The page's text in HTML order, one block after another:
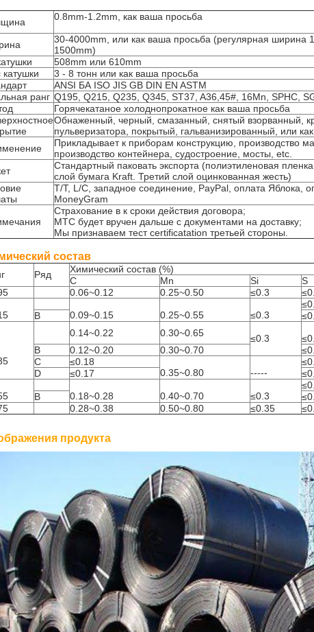
0.8mm-1.2mm, как ваша просьба
30-4000mm, или как ваша просьба (регулярная ширина
1500mm)
508mm или 610mm
катушки
3 - 8 тонн или как ваша просьба
ANSI БА ISO JIS GB DIN EN ASTM
ранг Q195, Q215, Q235, Q345, ST37, A36,45#, 16Mn, SPHC,
Горячекатаное холоднопрокатное как ваша просьба
Обнаженный, черный, смазанный, снятый взорванный,
пульверизатора, покрытый, гальванизированный, или
Прикладывает к приборам конструкцию, производство
производство контейнера, судостроение, мосты, etc.
Стандартный паковать экспорта (полиэтиленовая
слой бумага Kraft. Третий слой оцинкованная жесть)
T/T, L/C, западное соединение, PayPal, оплата Яблока,
MoneyGram
Страхование в к сроки действия договора;
MTC будет вручен дальше с документами на доставку;
Мы признаваем тест certificatation третьей стороны.
состав
Ряд
Химический состав (%)
C
Mn Si S
0.06~0.12 0.25~0.50 ≤0.3
0.09~0.15 0.25~0.55 ≤0.3
B
0.14~0.22 0.30~0.65 ≤0.3
B 0.12~0.20 0.30~0.70
C
≤0.18
0.35~0.80
-----
D
≤0.17
0.18~0.28 0.40~0.70 ≤0.3
B
0.28~0.38 0.50~0.80 ≤0.35
продукта